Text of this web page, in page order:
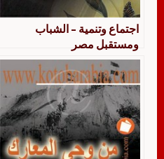
اجتماع وتنمية – الشباب
ومستقبل مصر